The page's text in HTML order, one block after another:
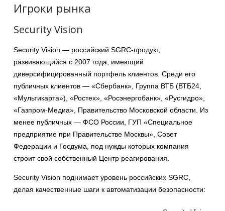
Игроки рынка
Security Vision
Security Vision — российский SGRC-продукт,
развивающийся с 2007 года, имеющий
диверсифицированный портфель клиентов. Среди его
публичных клиентов — «Сбербанк», Группа ВТБ (ВТБ24,
«Мультикарта»), «Ростех», «Росэнергобанк», «Русгидро»,
«Газпром-Медиа», Правительство Московской области. Из
менее публичных — ФСО России, ГУП «Специальное
предприятие при Правительстве Москвы», Совет
Федерации и Госдума, под нужды которых компания
строит свой собственный Центр реагирования.
Security Vision поднимает уровень российских SGRC,
делая качественные шаги к автоматизации безопасности: